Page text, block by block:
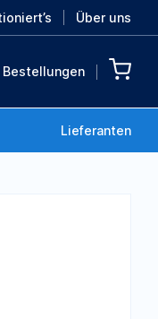
Über uns
Bestellungen
Lieferanten